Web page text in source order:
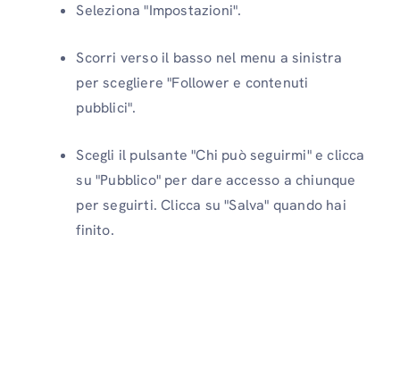
Seleziona "Impostazioni".
Scorri verso il basso nel menu a sinistra
per scegliere "Follower e contenuti
pubblici".
Scegli il pulsante "Chi può seguirmi" e clicca
su "Pubblico" per dare accesso a chiunque
per seguirti. Clicca su "Salva" quando hai
finito.